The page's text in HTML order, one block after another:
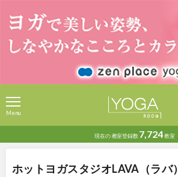
現在の教室登録数 7,724教室
Menu
ホットヨガスタジオLAVA（ラバ）